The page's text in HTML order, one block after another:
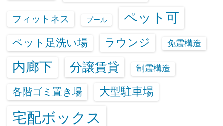
フィットネス プール ペット可
ペット足洗い場 ラウンジ 免震構造
内廊下 分譲賃貸 制震構造
各階ゴミ置き場 大型駐車場
宅配ボックス